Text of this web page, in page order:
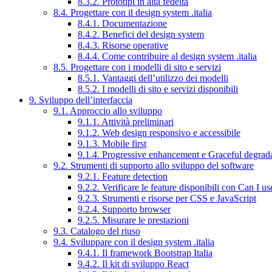
8.4. Progettare con il design system .italia
8.4.1. Documentazione
8.4.2. Benefici del design system
8.4.3. Risorse operative
8.4.4. Come contribuire al design system .italia
8.5. Progettare con i modelli di sito e servizi
8.5.1. Vantaggi dell’utilizzo dei modelli
8.5.2. I modelli di sito e servizi disponibili
9. Sviluppo dell’interfaccia
9.1. Approccio allo sviluppo
9.1.1. Attività preliminari
9.1.2. Web design responsivo e accessibile
9.1.3. Mobile first
9.1.4. Progressive enhancement e Graceful
9.2. Strumenti di supporto allo sviluppo del software
9.2.1. Feature detection
9.2.2. Verificare le feature disponibili con Can I
9.2.3. Strumenti e risorse per CSS e JavaScript
9.2.4. Supporto browser
9.2.5. Misurare le prestazioni
9.3. Catalogo del riuso
9.4. Sviluppare con il design system .italia
9.4.1. Il framework Bootstrap Italia
9.4.2. Il kit di sviluppo React